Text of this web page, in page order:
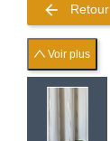
arrow_back Retour
Voir plus